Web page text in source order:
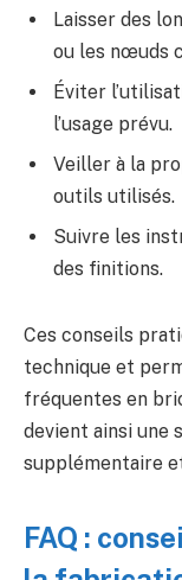
Laisser des
ou les nœuds
Éviter
l’usage prévu.
Veiller à la
outils utilisés.
Suivre les
des finitions.
Ces conseils
technique et
fréquentes en
devient ainsi une
supplémentaire
FAQ :